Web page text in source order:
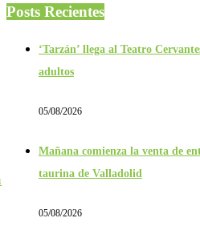
Posts Recientes
‘Tarzán’ llega al Teatro
adultos
05/08/2026
Mañana comienza la venta de
taurina de Valladolid
05/08/2026